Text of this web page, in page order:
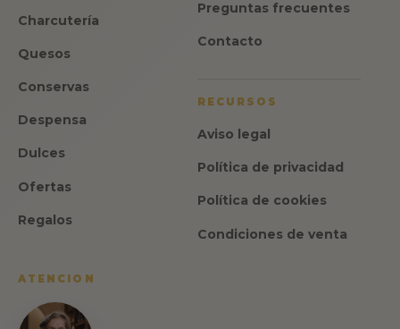
Charcutería
Quesos
Conservas
Despensa
Dulces
Ofertas
Regalos
Preguntas frecuentes
Contacto
RECURSOS
Aviso legal
Política de privacidad
Política de cookies
Condiciones de venta
ATENCION